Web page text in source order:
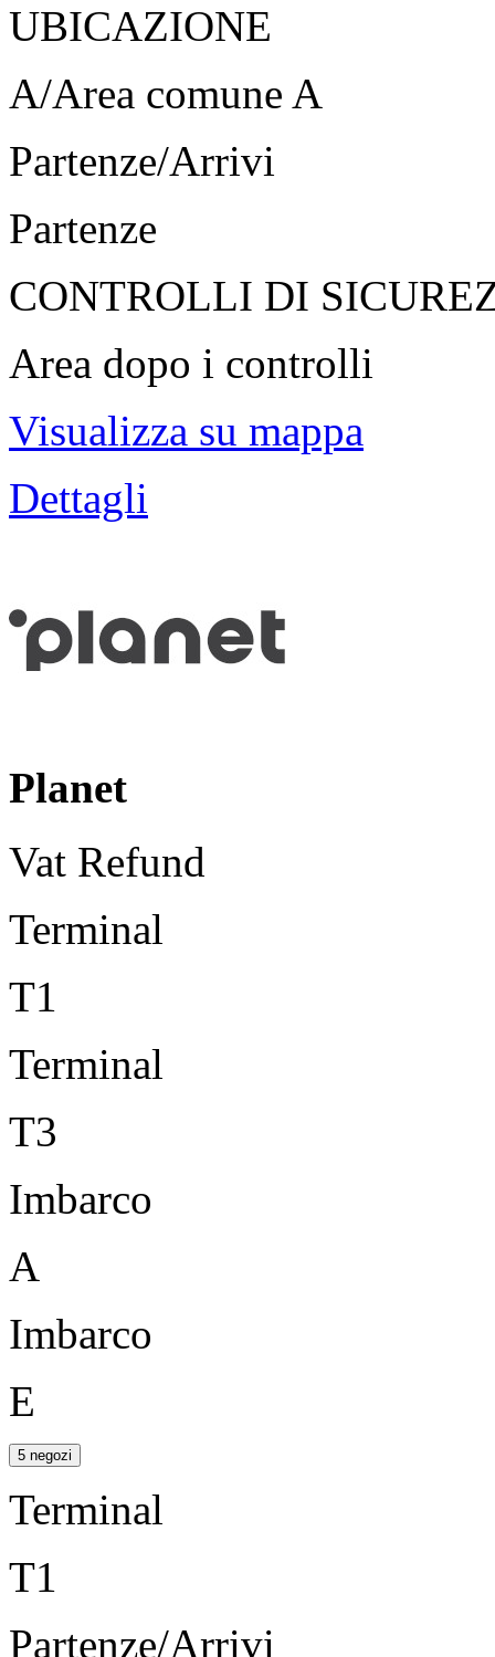
UBICAZIONE
A/Area comune A
Partenze/Arrivi
Partenze
CONTROLLI DI
Area dopo i controlli
Visualizza su mappa
Dettagli
Planet
Vat Refund
Terminal
T1
Terminal
T3
Imbarco
A
Imbarco
E
5 negozi
Terminal
T1
Partenze/Arrivi